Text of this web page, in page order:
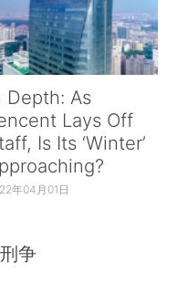
Depth: As
Lays Off
Is Its ‘Winter’
年04月01日
争